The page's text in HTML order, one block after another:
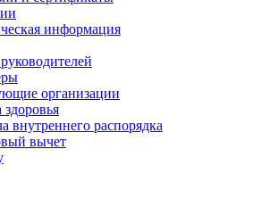
информация
организации
внутреннего распорядка
вычет